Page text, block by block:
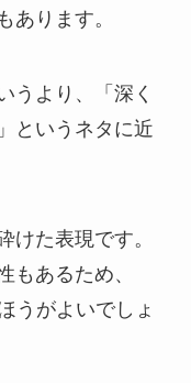
あります。
うより、「深く
というネタに近
けた表現です。
もあるため、
うがよいでしょ